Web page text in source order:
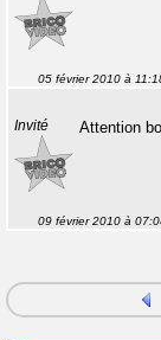
05 février 2010 à
Invité Attention
09 février 2010 à